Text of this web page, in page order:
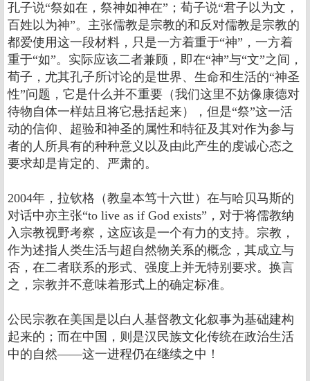
孔子说“祭如在，祭神如神在”；荀子说“君子以为文，
百姓以为神”。主张儒教是宗教的和反对儒教是宗教的
都爱使用这一段材料，只是一方着重于“神”，一方着
重于“如”。实际应该二者兼顾，即在“神”与“文”之间，
荀子，尤其孔子所讨论的是世界、生命和生活的“神圣
性”问题，它是什么并不重要（我们这里不妨像康德对
待物自体一样姑且将它悬括起来），但是“祭”这一活
动的信仰、超验和神圣的属性和特征及其对作为参与
者的人所具有的种种意义以及由此产生的虔诚心态之
要求却是肯定的、严肃的。
2004年，拉钦格（教皇本笃十六世）在与哈贝马斯的
对话中亦主张“to live as if God exists”，对于将儒教纳
入宗教视野考察，这应该是一个有力的支持。宗教，
作为述指人类生活与超自然物关系的概念，其成立与
否，在二者联系的形式、强度上并无特别要求。换言
之，宗教并不意味着形式上的确定标准。
公民宗教在美国是以白人基督教文化叙事为基础建构
起来的；而在中国，则是汉民族文化传统在政治生活
中的自然――这一进程仍在继续之中！